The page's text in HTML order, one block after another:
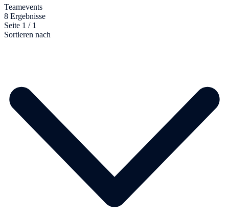
Teamevents
8 Ergebnisse
Seite 1 / 1
Sortieren nach